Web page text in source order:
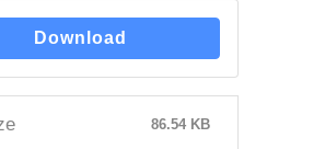
Download
86.54 KB